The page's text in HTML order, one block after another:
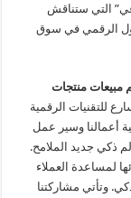
التي ستناقش
الرقمي في سوق
مبيعات منتجات
للتقنيات الرقمية
أعمالنا وسير عمل
ذكي جديد الملامح.
لمساعدة العملاء
وتأتي مشاركتنا